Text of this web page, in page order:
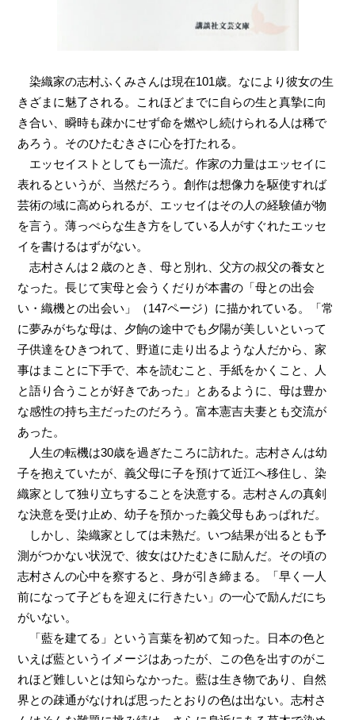
染織家の志村ふくみさんは現在101歳。なにより彼女の生
きざまに魅了される。これほどまでに自らの生と真摯に向
き合い、瞬時も疎かにせず命を燃やし続けられる人は稀で
あろう。そのひたむきさに心を打たれる。
エッセイストとしても一流だ。作家の力量はエッセイに
表れるというが、当然だろう。創作は想像力を駆使すれば
芸術の域に高められるが、エッセイはその人の経験値が物
を言う。薄っぺらな生き方をしている人がすぐれたエッセ
イを書けるはずがない。
志村さんは２歳のとき、母と別れ、父方の叔父の養女と
なった。長じて実母と会うくだりが本書の「母との出会
い・織機との出会い」（147ページ）に描かれている。「常
に夢みがちな母は、夕餉の途中でも夕陽が美しいといって
子供達をひきつれて、野道に走り出るような人だから、家
事はまことに下手で、本を読むこと、手紙をかくこと、人
と語り合うことが好きであった」とあるように、母は豊か
な感性の持ち主だったのだろう。富本憲吉夫妻とも交流が
あった。
人生の転機は30歳を過ぎたころに訪れた。志村さんは幼
子を抱えていたが、義父母に子を預けて近江へ移住し、染
織家として独り立ちすることを決意する。志村さんの真剣
な決意を受け止め、幼子を預かった義父母もあっぱれだ。
しかし、染織家としては未熟だ。いつ結果が出るとも予
測がつかない状況で、彼女はひたむきに励んだ。その頃の
志村さんの心中を察すると、身が引き締まる。「早く一人
前になって子どもを迎えに行きたい」の一心で励んだにち
がいない。
「藍を建てる」という言葉を初めて知った。日本の色と
いえば藍というイメージはあったが、この色を出すのがこ
れほど難しいとは知らなかった。藍は生き物であり、自然
界との疎通がなければ思ったとおりの色は出ない。志村さ